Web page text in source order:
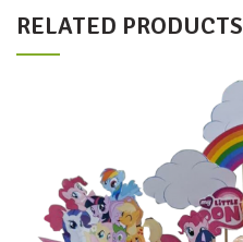
RELATED PRODUCTS